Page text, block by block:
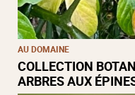
AU DOMAINE
COLLECTION
ARBRES AUX